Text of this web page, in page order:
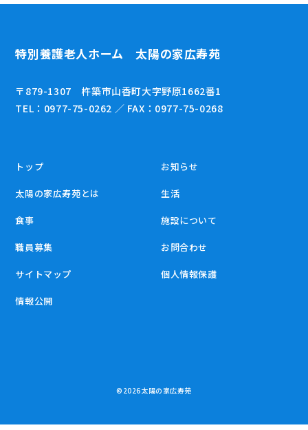
特別養護老人ホーム 太陽の家広寿苑
〒879-1307 杵築市山香町大字野原1662番1
TEL：0977-75-0262 ／ FAX：0977-75-0268
トップ お知らせ
太陽の家広寿苑とは 生活
食事 施設について
職員募集 お問合わせ
サイトマップ 個人情報保護
情報公開
© 2026太陽の家広寿苑